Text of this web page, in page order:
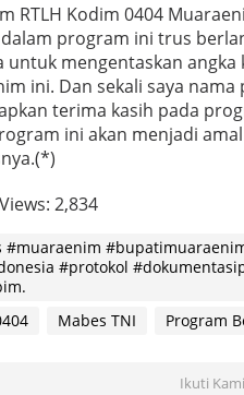
RTLH Kodim 0404
program ini trus
untuk mengentaskan
ini. Dan sekali saya
terima kasih pada
ini akan menjadi amal
2,834
#muaraenim
#protokol
Mabes TNI Program
Ikuti Kami